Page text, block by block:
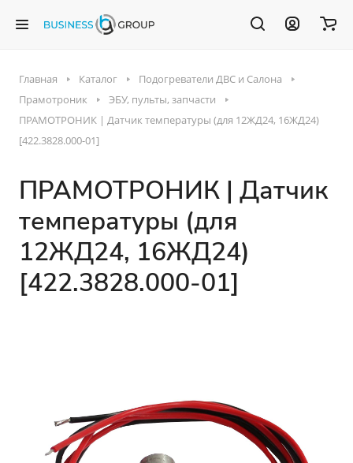
Главная Каталог
Подогреватели ДВС и Салона
Прамотроник
ЭБУ, пульты, запчасти
ПРАМОТРОНИК | Датчик температуры (для 12ЖД24, 16ЖД24)
[422.3828.000-01]
ПРАМОТРОНИК | Датчик
температуры (для
12ЖД24, 16ЖД24)
[422.3828.000-01]